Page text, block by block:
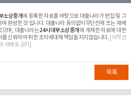
소상중개에 등록한 자료를 바탕으로 대출나라가 편집 및 그
완성한 것 입니다. 대출나라 동의없이무단전재 또는 재배
으며, 대출나라는24시대부소상중개 에 게재한 자료에 대한
를 신뢰하여 취한 조치에대해 책임을 지지않습니다. [저작권
-재배포 금지]
목록